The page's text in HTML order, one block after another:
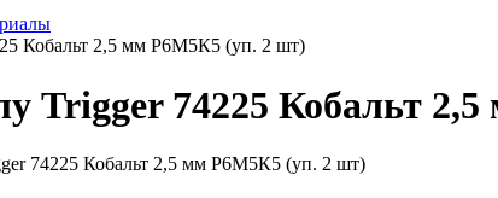
Кобальт 2,5 мм Р6М5К5 (уп. 2 шт)
Trigger 74225 Кобальт
74225 Кобальт 2,5 мм Р6М5К5 (уп. 2 шт)